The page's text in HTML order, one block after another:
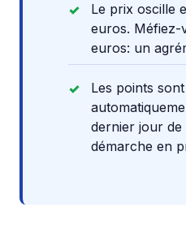
Le prix oscille
euros. Méfiez-
euros: un
Les points
dernier jour de
démarche en